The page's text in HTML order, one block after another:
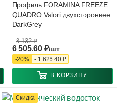
Профиль FORAMINA FREEZE
QUADRO Valori двухстороннее
DarkGrey
6 505.60 ₽/шт
8 132₽
-20% - 1 626.40 ₽
В КОРЗИНУ
Скидка